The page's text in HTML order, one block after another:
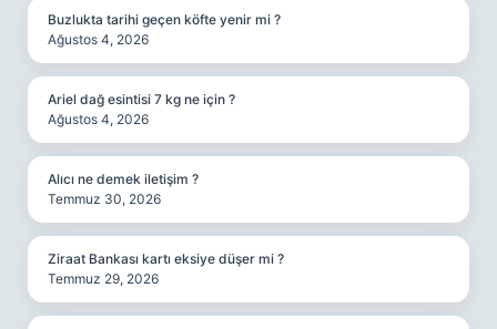
Buzlukta tarihi geçen köfte yenir mi ?
Ağustos 4, 2026
Ariel dağ esintisi 7 kg ne için ?
Ağustos 4, 2026
Alıcı ne demek iletişim ?
Temmuz 30, 2026
Ziraat Bankası kartı eksiye düşer mi ?
Temmuz 29, 2026